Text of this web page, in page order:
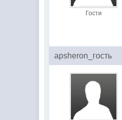
Гости
apsheron_гость